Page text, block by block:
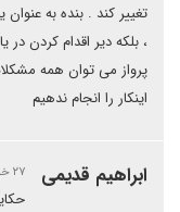
تغییر کند . بنده به
، بلکه دیر اقدام کردن
پرواز می توان همه
اینکار را انجام ندهیم
ابراهیم قدیمی ۲۷ خرداد ۱۴۰۳ | ۱۹:۲۲